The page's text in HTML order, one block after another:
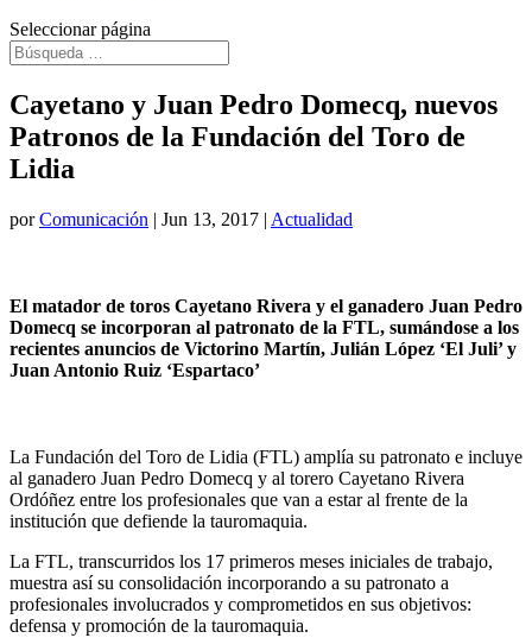
Seleccionar página
Cayetano y Juan Pedro Domecq, nuevos
Patronos de la Fundación del Toro de
Lidia
porComunicación | Jun 13, 2017 | Actualidad
El matador de toros Cayetano Rivera y el ganadero Juan Pedro
Domecq se incorporan al patronato de la FTL, sumándose a los
recientes anuncios de Victorino Martín, Julián López ‘El Juli’ y
Juan Antonio Ruiz ‘Espartaco’
La Fundación del Toro de Lidia (FTL) amplía su patronato e incluye
al ganadero Juan Pedro Domecq y al torero Cayetano Rivera
Ordóñez entre los profesionales que van a estar al frente de la
institución que defiende la tauromaquia.
La FTL, transcurridos los 17 primeros meses iniciales de trabajo,
muestra así su consolidación incorporando a su patronato a
profesionales involucrados y comprometidos en sus objetivos:
defensa y promoción de la tauromaquia.